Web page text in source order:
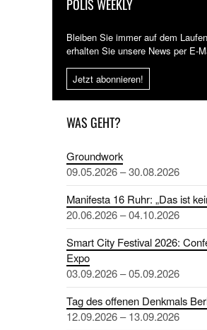
POLIS WEEKLY
Bleiben Sie immer auf dem
erhalten Sie unsere News per E-
Jetzt abonnieren!
WAS GEHT?
Groundwork
09.05.2026 – 30.08.2026
Manifesta 16 Ruhr: „Das ist
20.06.2026 – 04.10.2026
Smart City Festival 2026:
Expo
03.09.2026 – 05.09.2026
Tag des offenen Denkmals
12.09.2026 – 13.09.2026